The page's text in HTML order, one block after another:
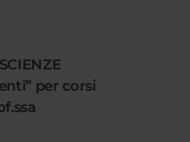
per corsi